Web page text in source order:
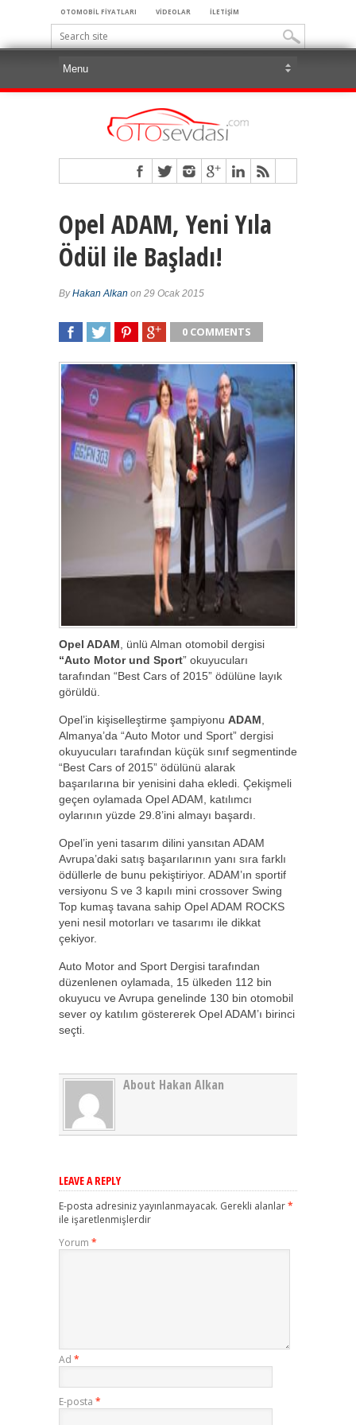
OTOMOBİL FİYATLARI VİDEOLAR İLETİŞİM
Opel ADAM, Yeni Yıla
Ödül ile Başladı!
ByHakan Alkan on 29 Ocak 2015
0 COMMENTS
Opel ADAM , ünlü Alman otomobil dergisi
“Auto Motor und Sport” okuyucuları
tarafından “Best Cars of 2015” ödülüne layık
görüldü.
Opel’in kişiselleştirme şampiyonu ADAM
Almanya’da “Auto Motor und Sport” dergisi
okuyucuları tarafından küçük sınıf segmentinde
“Best Cars of 2015” ödülünü alarak
başarılarına bir yenisini daha ekledi. Çekişmeli
geçen oylamada Opel ADAM, katılımcı
oylarının yüzde 29.8’ini almayı başardı.
Opel’in yeni tasarım dilini yansıtan ADAM
Avrupa’daki satış başarılarının yanı sıra farklı
ödüllerle de bunu pekiştiriyor. ADAM’ın sportif
versiyonu S ve 3 kapılı mini crossover Swing
Top kumaş tavana sahip Opel ADAM ROCKS
yeni nesil motorları ve tasarımı ile dikkat
çekiyor.
Auto Motor and Sport Dergisi tarafından
düzenlenen oylamada, 15 ülkeden 112 bin
okuyucu ve Avrupa genelinde 130 bin otomobil
sever oy katılım göstererek Opel ADAM’ı birinci
seçti.
About Hakan Alkan
LEAVE A REPLY
E-posta adresiniz yayınlanmayacak. Gerekli alanlar*
ile işaretlenmişlerdir
Yorum *
Ad *
E-posta *